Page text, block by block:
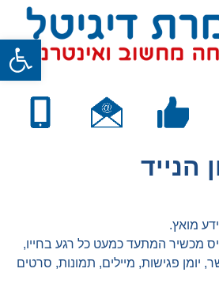
הנייד
מואץ.
מכשיר המתעד כמעט כל רגע בחייו,
יומן פגישות, מיילים, תמונות, סרטים
פתח